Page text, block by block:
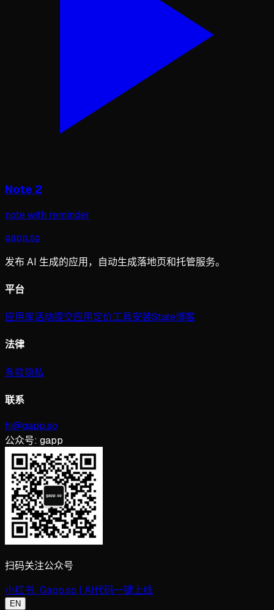
Note 2
note with reminder
gapp.so
发布 AI 生成的应用，自动生成落地页和托管服务。
平台
应用库活动提交应用定价工具安装State博客
法律
条款隐私
联系
hi@gapp.so
公众号: gapp
扫码关注公众号
小红书: Gapp.so | AI代码一键上线
EN